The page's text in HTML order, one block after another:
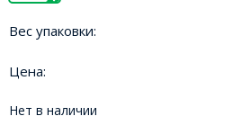
Вес упаковки:
Цена:
Нет в наличии